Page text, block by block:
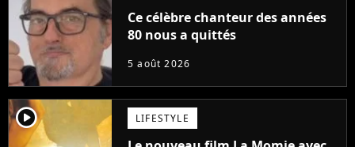
Ce célèbre chanteur des années
80 nous a quittés
5 août 2026
player2 LIFESTYLE